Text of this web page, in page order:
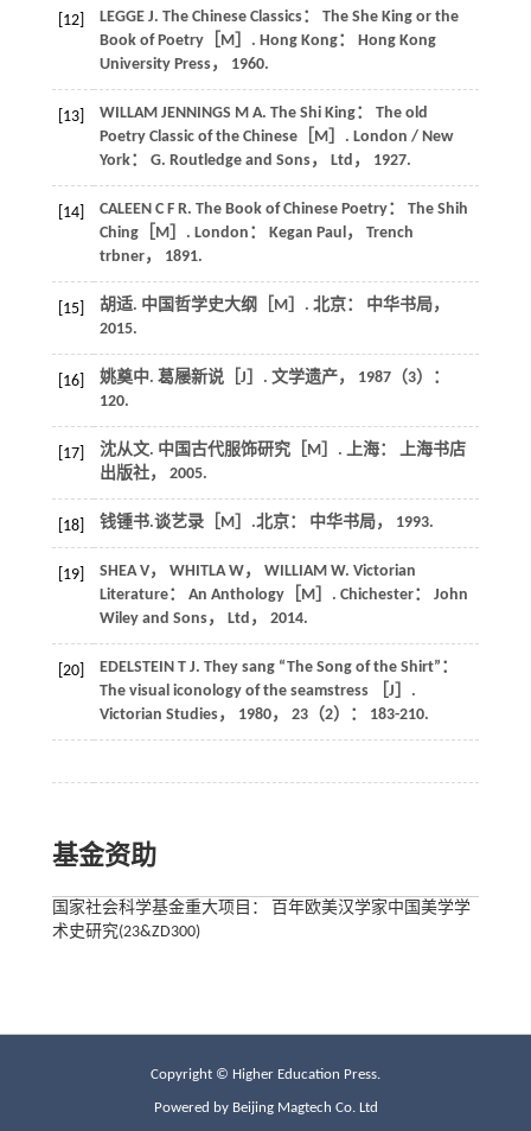
[12] LEGGE J. The Chinese Classics： The She King or the
Book of Poetry［M］. Hong Kong： Hong Kong
University Press， 1960.
[13] WILLAM JENNINGS M A. The Shi King： The old
Poetry Classic of the Chinese［M］. London / New
York： G. Routledge and Sons， Ltd， 1927.
[14] CALEEN C F R. The Book of Chinese Poetry： The Shih
Ching［M］. London： Kegan Paul， Trench
trbner， 1891.
[15] 胡适. 中国哲学史大纲
［M］. 北京： 中华书局，
2015.
[16] 姚奠中. 葛屦新说［J］. 文学遗产， 1987（3）：
120.
[17] 沈从文. 中国古代服饰研究［M］. 上海： 上海书店
出版社， 2005.
[18] 钱锺书.谈艺录［M］.北京： 中华书局， 1993.
[19] SHEA V， WHITLA W， WILLIAM W. Victorian
Literature： An Anthology［M］. Chichester： John
Wiley and Sons， Ltd， 2014.
[20] EDELSTEIN T J. They sang “The Song of the Shirt”：
The visual iconology of the seamstress ［J］.
Victorian Studies， 1980， 23（2）： 183-210.
基金资助
国家社会科学基金重大项目： 百年欧美汉学家中国美学学
术史研究(23&ZD300)
Copyright © Higher Education Press.
Powered by Beijing Magtech Co. Ltd